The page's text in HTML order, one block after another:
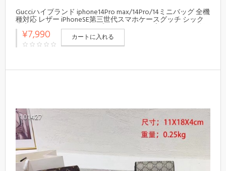
Gucciハイブランド iphone14Pro max/14Pro/14ミニバッグ 全機
種対応 レザー iPhoneSE第三世代スマホケースグッチ シック
大容量 Gucciアイフォン13プロ マックス/13プロ/13カバー 贅沢
上質
¥7,990 カートに入れる